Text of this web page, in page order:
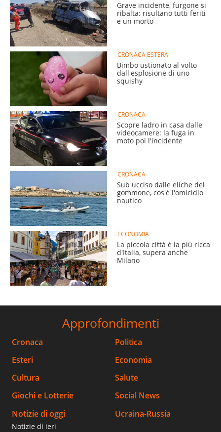
Grave incidente, furgone si
ribalta: risultano tutti feriti
e un morto
CRONACA ESTERA
Bimbo ustionato al volto
dall'esplosione di uno
squishy
CRONACA
Scopre ladro in casa dalle
videocamere: la fuga in
moto poi l'incidente
CRONACA
Sub ucciso dalle eliche del
gommone, cos'è l'omicidio
nautico
ECONOMIA
La piccola città è la più ricca
d'Italia, supera anche
Milano
Approfondimenti
Cronaca
Politica
Esteri
Economia
Cultura
Salute
Giochi e Lotterie
Social News
Notizie di oggi
Notizie di ieri
Ucraina-Russia